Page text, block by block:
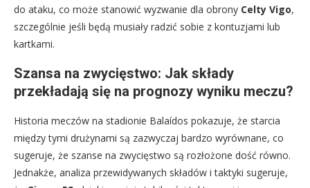
do ataku, co może stanowić wyzwanie dla obrony Celty Vigo,
szczególnie jeśli będą musiały radzić sobie z kontuzjami lub
kartkami.
Szansa na zwycięstwo: Jak składy
przekładają się na prognozy wyniku meczu?
Historia meczów na stadionie Balaídos pokazuje, że starcia
między tymi drużynami są zazwyczaj bardzo wyrównane, co
sugeruje, że szanse na zwycięstwo są rozłożone dość równo.
Jednakże, analiza przewidywanych składów i taktyki sugeruje,